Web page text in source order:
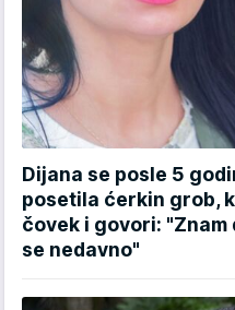
Dijana se posle 5
posetila ćerkin grob,
čovek i govori: "Znam
se nedavno"